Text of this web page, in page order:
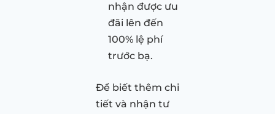
nhận được ưu
đãi lên đến
100% lệ phí
trước bạ.
Để biết thêm chi
tiết và nhận tư